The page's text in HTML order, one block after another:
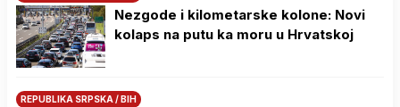
Nezgode i kilometarske kolone: Novi
kolaps na putu ka moru u Hrvatskoj
REPUBLIKA SRPSKA / BIH